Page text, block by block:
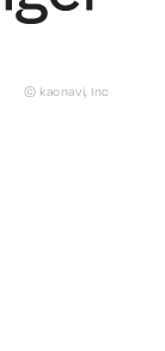
© kaonavi, Inc